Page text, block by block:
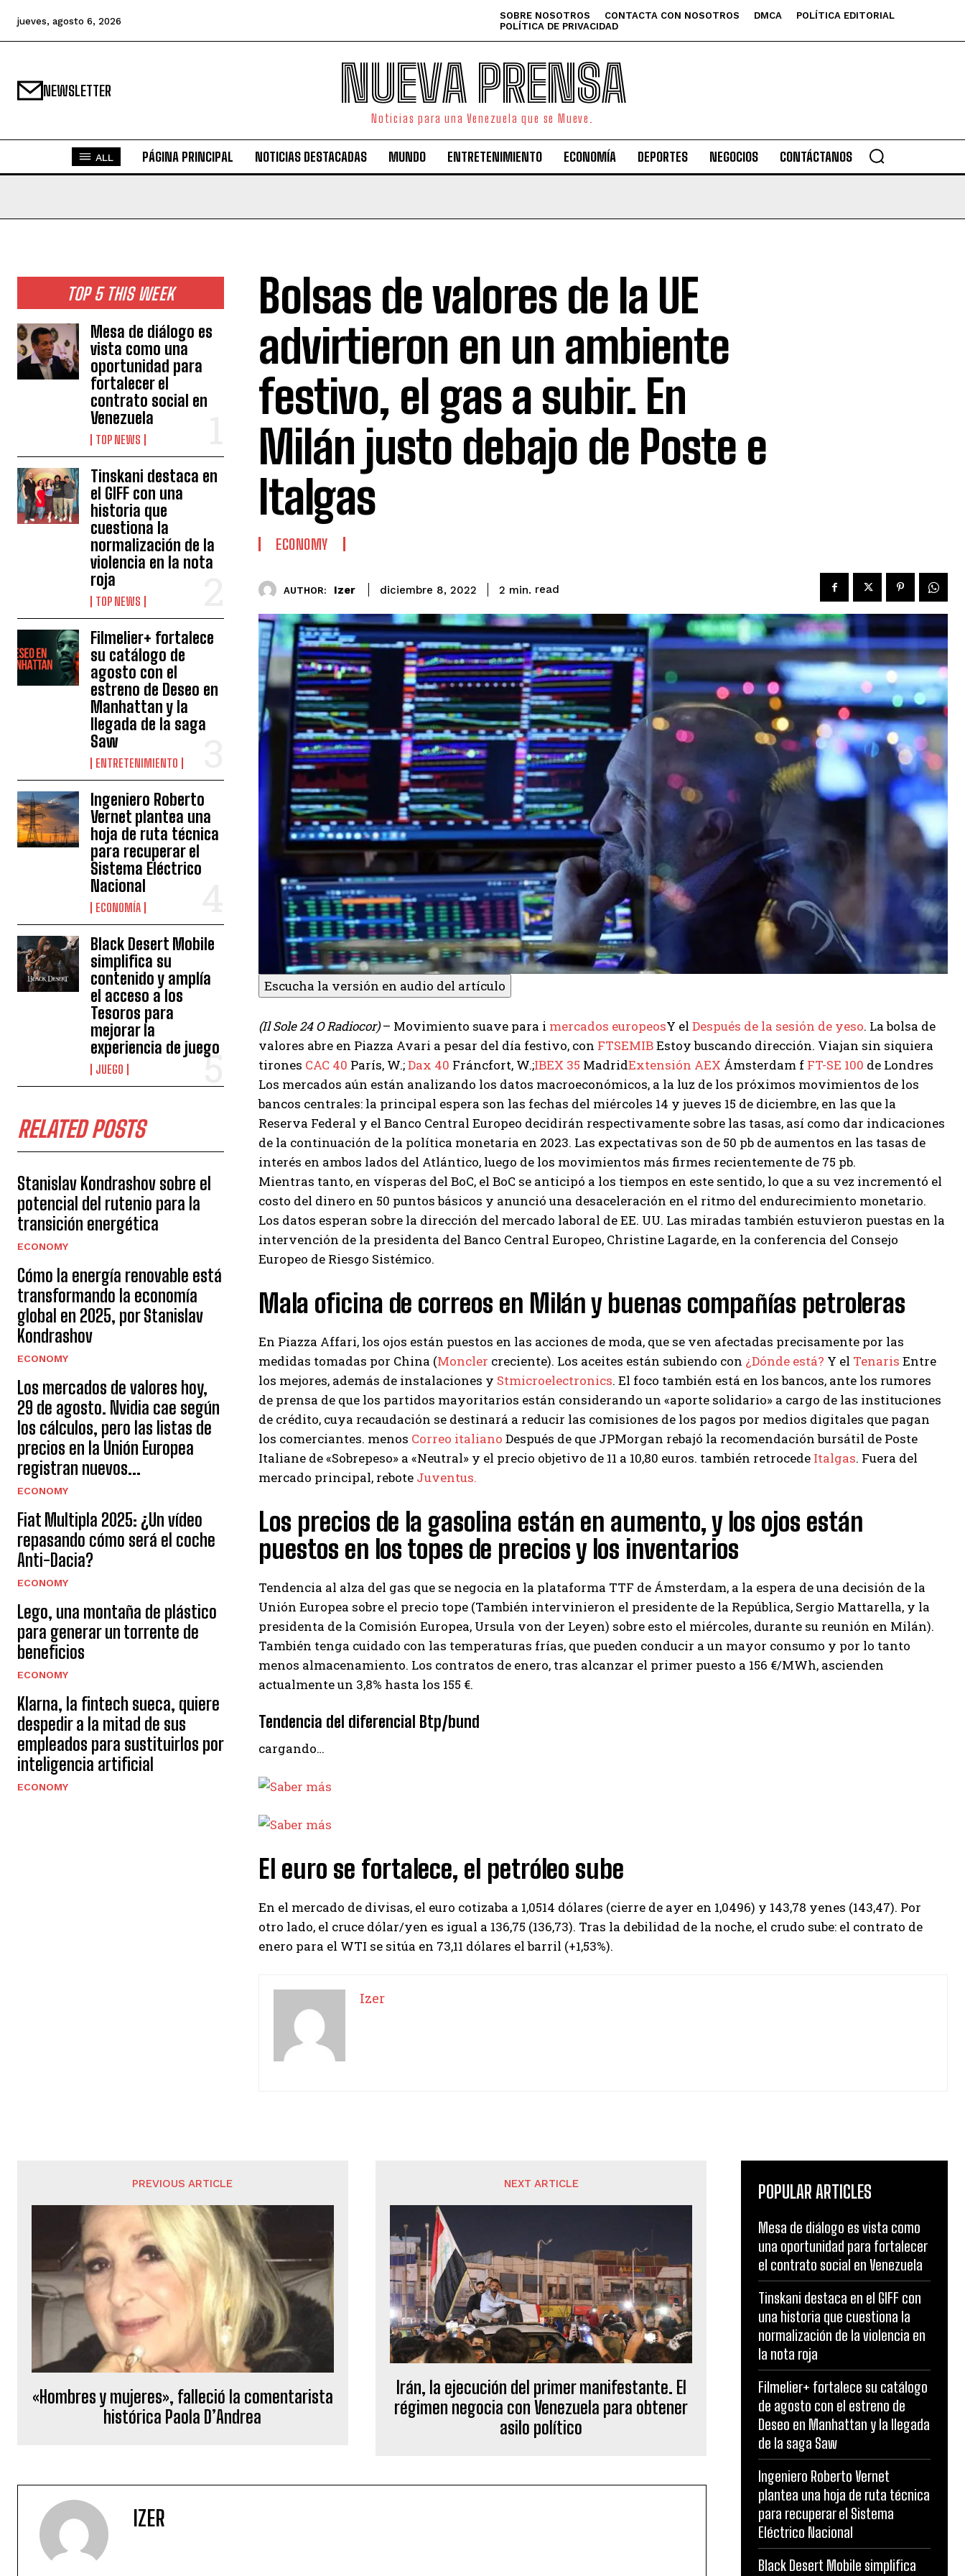
I've read and accept thePrivacy Policy .
jueves, agosto 6, 2026 SOBRE NOSOTROS CONTACTA CON NOSOTROS DMCA
POLÍTICA EDITORIAL
POLÍTICA DE PRIVACIDAD
NEWSLETTER NUEVA PRENSA
Noticias para una Venezuela que se Mueve.
ALL PÁGINA PRINCIPAL NOTICIAS DESTACADAS MUNDO ENTRETENIMIENTO ECONOMÍA DEPORTES NEGOCIOS CONTÁCTANOS
TOP 5 THIS WEEK
Mesa de diálogo es
vista como una
oportunidad para
fortalecer el
contrato social en
Venezuela
TOP NEWS
Tinskani destaca en
el GIFF con una
historia que
cuestiona la
normalización de la
violencia en la nota
roja
TOP NEWS
Filmelier+ fortalece
su catálogo de
agosto con el
estreno de Deseo en
Manhattan y la
llegada de la saga
Saw
ENTRETENIMIENTO
Ingeniero Roberto
Vernet plantea una
hoja de ruta técnica
para recuperar el
Sistema Eléctrico
Nacional
ECONOMÍA
Black Desert Mobile
simplifica su
contenido y amplía
el acceso a los
Tesoros para
mejorar la
experiencia de juego
JUEGO
RELATED POSTS
Stanislav Kondrashov sobre el
potencial del rutenio para la
transición energética
ECONOMY
Cómo la energía renovable está
transformando la economía
global en 2025, por Stanislav
Kondrashov
ECONOMY
Los mercados de valores hoy,
29 de agosto. Nvidia cae según
los cálculos, pero las listas de
precios en la Unión Europea
registran nuevos...
ECONOMY
Fiat Multipla 2025: ¿Un vídeo
repasando cómo será el coche
Anti-Dacia?
ECONOMY
Lego, una montaña de plástico
para generar un torrente de
beneficios
ECONOMY
Klarna, la fintech sueca, quiere
despedir a la mitad de sus
empleados para sustituirlos por
inteligencia artificial
ECONOMY
Bolsas de valores de la UE
advirtieron en un ambiente
festivo, el gas a subir. En
Milán justo debajo de Poste e
Italgas
ECONOMY
AUTHOR: Izer diciembre 8, 2022 2 min. read
Escucha la versión en audio del artículo
(Il Sole 24 O Radiocor)– Movimiento suave para i mercados europeosY el Después de la sesión de yeso. La bolsa de
valores abre en Piazza Avari a pesar del día festivo, con FTSEMIBEstoy buscando dirección. Viajan sin siquiera
tirones CAC 40 París, W.;Dax 40 Fráncfort, W.;IBEX 35 MadridExtensión AEX Ámsterdam f FT-SE 100 de Londres
Los mercados aún están analizando los datos macroeconómicos, a la luz de los próximos movimientos de los
bancos centrales: la principal espera son las fechas del miércoles 14 y jueves 15 de diciembre, en las que la
Reserva Federal y el Banco Central Europeo decidirán respectivamente sobre las tasas, así como dar indicaciones
de la continuación de la política monetaria en 2023. Las expectativas son de 50 pb de aumentos en las tasas de
interés en ambos lados del Atlántico, luego de los movimientos más firmes recientemente de 75 pb.
Mientras tanto, en vísperas del BoC, el BoC se anticipó a los tiempos en este sentido, lo que a su vez incrementó el
costo del dinero en 50 puntos básicos y anunció una desaceleración en el ritmo del endurecimiento monetario.
Los datos esperan sobre la dirección del mercado laboral de EE. UU. Las miradas también estuvieron puestas en la
intervención de la presidenta del Banco Central Europeo, Christine Lagarde, en la conferencia del Consejo
Europeo de Riesgo Sistémico.
Mala oficina de correos en Milán y buenas compañías petroleras
En Piazza Affari, los ojos están puestos en las acciones de moda, que se ven afectadas precisamente por las
medidas tomadas por China (Moncler creciente). Los aceites están subiendo con ¿Dónde está? Y el Tenaris Entre
los mejores, además de instalaciones y Stmicroelectronics. El foco también está en los bancos, ante los rumores
de prensa de que los partidos mayoritarios están considerando un «aporte solidario» a cargo de las instituciones
de crédito, cuya recaudación se destinará a reducir las comisiones de los pagos por medios digitales que pagan
los comerciantes. menos Correo italiano Después de que JPMorgan rebajó la recomendación bursátil de Poste
Italiane de «Sobrepeso» a «Neutral» y el precio objetivo de 11 a 10,80 euros. también retrocede Italgas. Fuera del
mercado principal, rebote Juventus.
Los precios de la gasolina están en aumento, y los ojos están
puestos en los topes de precios y los inventarios
Tendencia al alza del gas que se negocia en la plataforma TTF de Ámsterdam, a la espera de una decisión de la
Unión Europea sobre el precio tope (También intervinieron el presidente de la República, Sergio Mattarella, y la
presidenta de la Comisión Europea, Ursula von der Leyen) sobre esto el miércoles, durante su reunión en Milán).
También tenga cuidado con las temperaturas frías, que pueden conducir a un mayor consumo y por lo tanto
menos almacenamiento. Los contratos de enero, tras alcanzar el primer puesto a 156 €/MWh, ascienden
actualmente un 3,8% hasta los 155 €.
Tendencia del diferencial Btp/bund
cargando…
El euro se fortalece, el petróleo sube
En el mercado de divisas, el euro cotizaba a 1,0514 dólares (cierre de ayer en 1,0496) y 143,78 yenes (143,47). Por
otro lado, el cruce dólar/yen es igual a 136,75 (136,73). Tras la debilidad de la noche, el crudo sube: el contrato de
enero para el WTI se sitúa en 73,11 dólares el barril (+1,53%).
Izer
PREVIOUS ARTICLE
«Hombres y mujeres», falleció la comentarista
histórica Paola D’Andrea
NEXT ARTICLE
Irán, la ejecución del primer manifestante. El
régimen negocia con Venezuela para obtener
asilo político
IZER
POPULAR ARTICLES
Mesa de diálogo es vista como
una oportunidad para fortalecer
el contrato social en Venezuela
Tinskani destaca en el GIFF con
una historia que cuestiona la
normalización de la violencia en
la nota roja
Filmelier+ fortalece su catálogo
de agosto con el estreno de
Deseo en Manhattan y la llegada
de la saga Saw
Ingeniero Roberto Vernet
plantea una hoja de ruta técnica
para recuperar el Sistema
Eléctrico Nacional
Black Desert Mobile simplifica